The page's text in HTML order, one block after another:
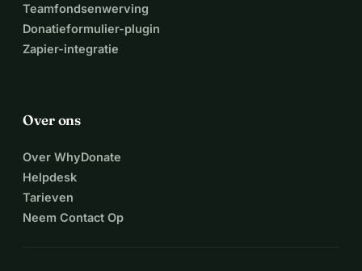
Teamfondsenwerving
Donatieformulier-plugin
Zapier-integratie
Over ons
Over WhyDonate
Helpdesk
Tarieven
Neem Contact Op